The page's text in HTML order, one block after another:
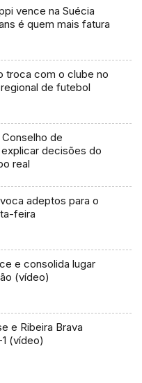
vence na Suécia
é quem mais fatura
troca com o clube no
de futebol
Conselho de
decisões do
real
adeptos para o
feira
e consolida lugar
(vídeo)
e Ribeira Brava
(vídeo)